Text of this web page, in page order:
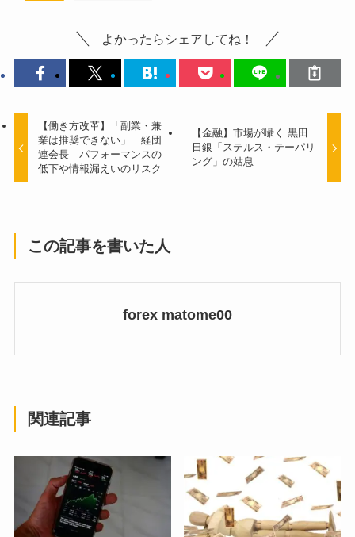
よかったらシェアしてね！
【働き方改革】「副業・兼
業は推奨できない」 経団
連会長 パフォーマンスの
低下や情報漏えいのリスク
【金融】市場が囁く 黒田
日銀「ステルス・テーパリ
ング」の姑息
この記事を書いた人
forex matome00
関連記事